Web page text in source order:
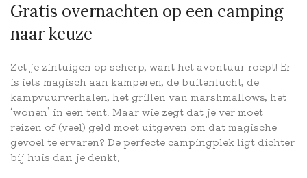
Gratis overnachten op een camping
naar keuze
Zet je zintuigen op scherp, want het avontuur roept! Er
is iets magisch aan kamperen, de buitenlucht, de
kampvuurverhalen, het grillen van marshmallows, het
‘wonen’ in een tent. Maar wie zegt dat je ver moet
reizen of (veel) geld moet uitgeven om dat magische
gevoel te ervaren? De perfecte campingplek ligt dichter
bij huis dan je denkt.